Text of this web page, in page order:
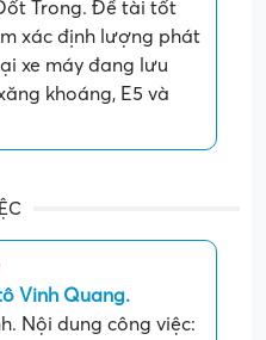
Trong. Đề tài tốt
xác định lượng phát
xe máy đang lưu
khoáng, E5 và
Vinh Quang.
Nội dung công việc: